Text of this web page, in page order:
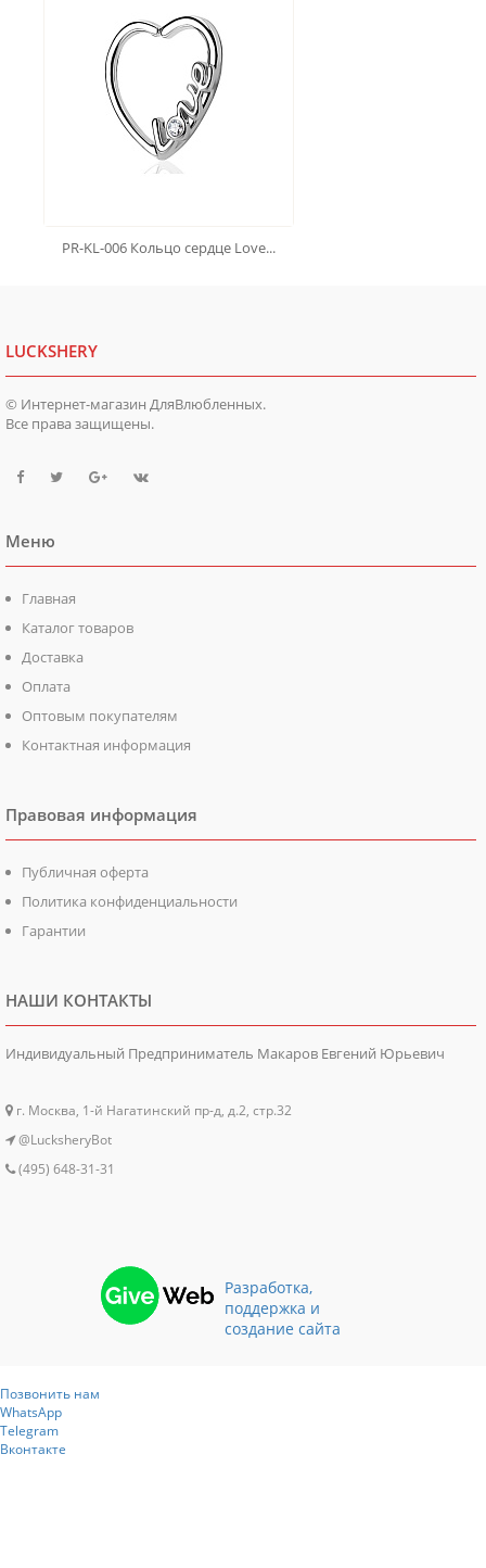
PR-KL-006 Кольцо сердце Love...
LUCKSHERY
© Интернет-магазин ДляВлюбленных.
Все права защищены.
Меню
Главная
Каталог товаров
Доставка
Оплата
Оптовым покупателям
Контактная информация
Правовая информация
Публичная оферта
Политика конфиденциальности
Гарантии
НАШИ КОНТАКТЫ
Индивидуальный Предприниматель Макаров Евгений Юрьевич
г. Москва, 1-й Нагатинский пр-д, д.2, стр.32
@LucksheryBot
(495) 648-31-31
Разработка,
поддержка и
создание сайта
Позвонить нам
WhatsApp
Telegram
Вконтакте